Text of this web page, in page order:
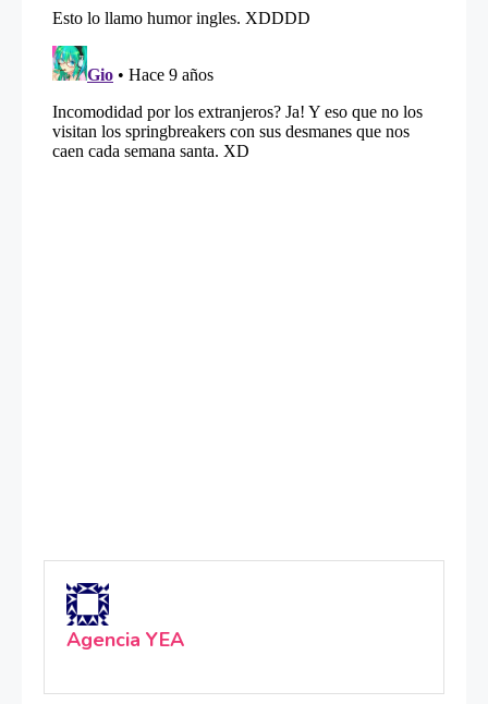
Agencia YEA